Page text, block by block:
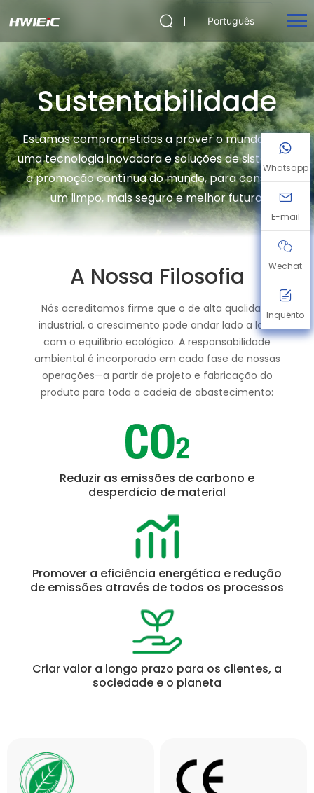
Português
Sustentabilidade
Estamos comprometidos a prover o mundo com
uma tecnologia inovadora e soluções de sistema, e
a promoção contínua do mundo, para construir
um limpo, mais seguro e melhor futuro.
A Nossa Filosofia
Nós acreditamos firme que o de alta qualidade
industrial, o crescimento pode andar lado a lado
com o equilíbrio ecológico. A responsabilidade
ambiental é incorporado em cada fase de nossas
operações—a partir de projeto e fabricação do
produto para toda a cadeia de abastecimento:
Reduzir as emissões de carbono e
desperdício de material
Promover a eficiência energética e redução
de emissões através de todos os processos
Criar valor a longo prazo para os clientes, a
sociedade e o planeta
Whatsapp
E-mail
Wechat
Inquérito